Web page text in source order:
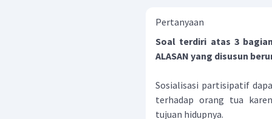
Pertanyaan
Soal terdiri atas 3
ALASAN yang disusun
Sosialisasi partisipatif
terhadap orang tua
tujuan hidupnya.